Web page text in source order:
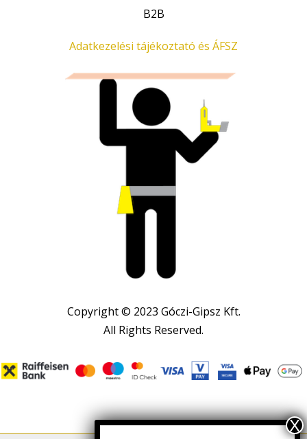
B2B
Adatkezelési tájékoztató és ÁFSZ
Copyright © 2023 Góczi-Gipsz Kft.
All Rights Reserved.